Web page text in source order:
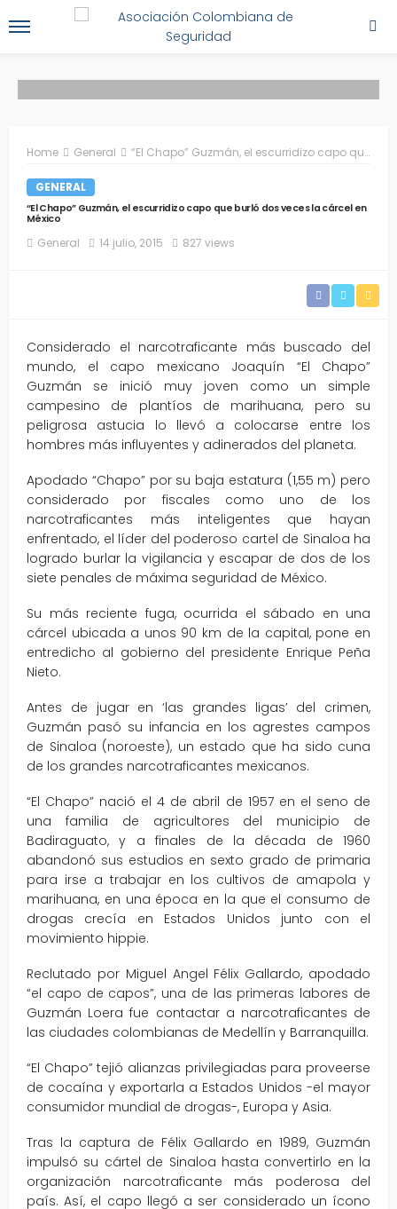
Home General “El Chapo” Guzmán, el escurridizo capo que burló dos veces la cárcel en México
GENERAL
“El Chapo” Guzmán, el escurridizo capo que burló dos veces la cárcel en
México
General 14 julio, 2015 827 views
Considerado el narcotraficante más buscado del
mundo, el capo mexicano Joaquín “El Chapo”
Guzmán se inició muy joven como un simple
campesino de plantíos de marihuana, pero su
peligrosa astucia lo llevó a colocarse entre los
hombres más influyentes y adinerados del planeta.
Apodado “Chapo” por su baja estatura (1,55 m) pero
considerado por fiscales como uno de los
narcotraficantes más inteligentes que hayan
enfrentado, el líder del poderoso cartel de Sinaloa ha
logrado burlar la vigilancia y escapar de dos de los
siete penales de máxima seguridad de México.
Su más reciente fuga, ocurrida el sábado en una
cárcel ubicada a unos 90 km de la capital, pone en
entredicho al gobierno del presidente Enrique Peña
Nieto.
Antes de jugar en ‘las grandes ligas’ del crimen,
Guzmán pasó su infancia en los agrestes campos
de Sinaloa (noroeste), un estado que ha sido cuna
de los grandes narcotraficantes mexicanos.
“El Chapo” nació el 4 de abril de 1957 en el seno de
una familia de agricultores del municipio de
Badiraguato, y a finales de la década de 1960
abandonó sus estudios en sexto grado de primaria
para irse a trabajar en los cultivos de amapola y
marihuana, en una época en la que el consumo de
drogas crecía en Estados Unidos junto con el
movimiento hippie.
Reclutado por Miguel Angel Félix Gallardo, apodado
“el capo de capos”, una de las primeras labores de
Guzmán Loera fue contactar a narcotraficantes de
las ciudades colombianas de Medellín y Barranquilla.
“El Chapo” tejió alianzas privilegiadas para proveerse
de cocaína y exportarla a Estados Unidos -el mayor
consumidor mundial de drogas-, Europa y Asia.
Tras la captura de Félix Gallardo en 1989, Guzmán
impulsó su cártel de Sinaloa hasta convertirlo en la
organización narcotraficante más poderosa del
país. Así, el capo llegó a ser considerado un ícono